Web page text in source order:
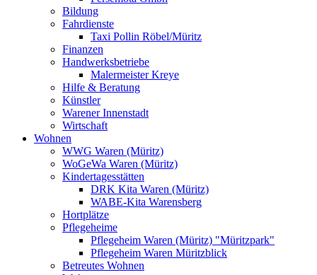
Bildung
Fahrdienste
Taxi Pollin Röbel/Müritz
Finanzen
Handwerksbetriebe
Malermeister Kreye
Hilfe & Beratung
Künstler
Warener Innenstadt
Wirtschaft
Wohnen
WWG Waren (Müritz)
WoGeWa Waren (Müritz)
Kindertagesstätten
DRK Kita Waren (Müritz)
WABE-Kita Warensberg
Hortplätze
Pflegeheime
Pflegeheim Waren (Müritz) "Müritzpark"
Pflegeheim Waren Müritzblick
Betreutes Wohnen